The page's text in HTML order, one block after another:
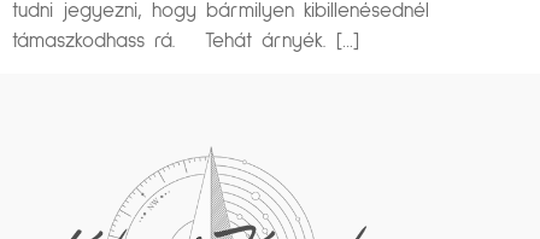
tudni jegyezni, hogy bármilyen kibillenésednél
támaszkodhass rá. Tehát árnyék. […]